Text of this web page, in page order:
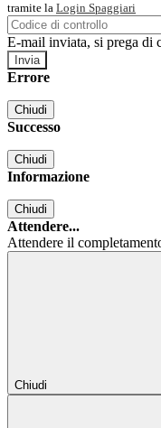
tramite la Login Spaggiari
E-mail inviata, si prega di
Errore
Chiudi
Successo
Chiudi
Informazione
Chiudi
Attendere...
Attendere il
Chiudi